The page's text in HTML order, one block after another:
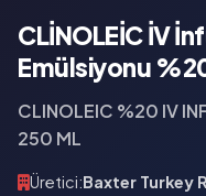
CLİNOLEİC İV
Emülsiyonu
CLINOLEIC %20 IV
250 ML
Üretici:Baxter Turkey